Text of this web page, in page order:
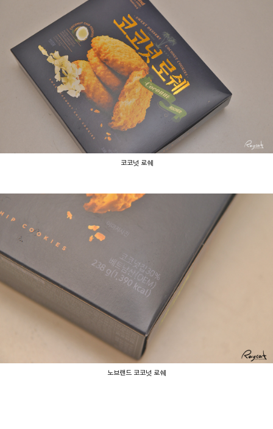
코코넛 로쉐
노브랜드 코코넛 로쉐